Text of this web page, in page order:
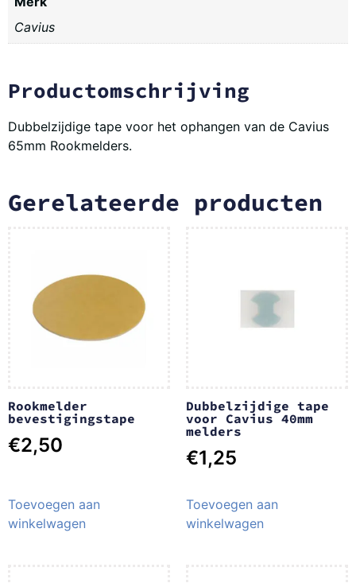
Cavius
Productomschrijving
Dubbelzijdige tape voor het ophangen van de Cavius
65mm Rookmelders.
Gerelateerde producten
Rookmelder
bevestigingstape
€2,50
Toevoegen aan
winkelwagen
Dubbelzijdige tape
voor Cavius 40mm
melders
€1,25
Toevoegen aan
winkelwagen